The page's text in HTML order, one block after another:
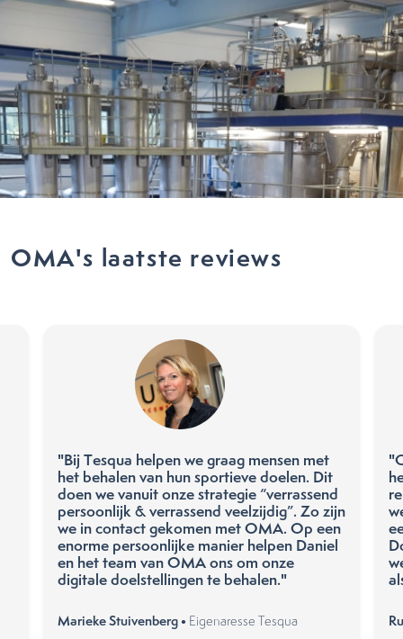
OMA's laatste reviews
"Bij Tesqua helpen we graag mensen met
het behalen van hun sportieve doelen. Dit
doen we vanuit onze strategie “verrassend
persoonlijk & verrassend veelzijdig”. Zo zijn
we in contact gekomen met OMA. Op een
enorme persoonlijke manier helpen Daniel
en het team van OMA ons om onze
digitale doelstellingen te behalen."
Marieke Stuivenberg • Eigenaresse Tesqua